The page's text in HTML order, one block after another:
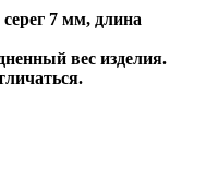
7 мм, длина
вес изделия.